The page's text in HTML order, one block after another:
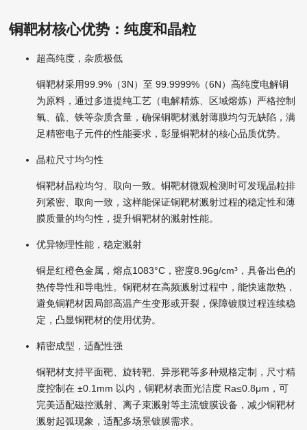
铜靶材核心优势：纯度和晶粒
超高纯度，杂质极低
铜靶材采用99.9%（3N）至 99.9999%（6N）高纯度电解铜
为原料，通过多道提纯工艺（电解精炼、区域熔炼）严格控制
氧、硫、铁等杂质含量，确保铜靶材溅射薄膜均匀无缺陷，满
足精密电子元件的性能要求，彰显铜靶材的核心品质优势。
晶粒尺寸均匀性
铜靶材晶粒均匀、取向一致。铜靶材微观检测时可发现晶粒排
列紧密、取向一致，这样能保证铜靶材溅射过程的稳定性和薄
膜质量的均匀性，提升铜靶材的溅射性能。
优异物理性能，稳定溅射
铜是红橙色金属，熔点1083°C，密度8.96g/cm³，具备出色的
热传导性和导电性。铜靶材在高频溅射过程中，能快速散热，
避免铜靶材因局部高温产生变形或开裂，保障镀膜过程连续稳
定，凸显铜靶材的使用优势。
精密成型，适配性强
铜靶材支持平面靶、旋转靶、异形靶等多种规格定制，尺寸精
度控制在 ±0.1mm 以内，铜靶材表面光洁度 Ra≤0.8μm，可
完美适配磁控溅射、离子束溅射等主流镀膜设备，减少铜靶材
溅射起弧现象，适配多场景镀膜需求。